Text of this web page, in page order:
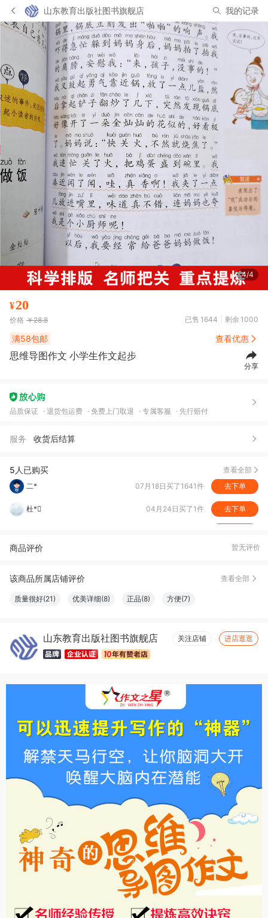
山东教育出版社图书旗舰店 我的记录
4/4
¥20
价格 ￥28.8 已售 1644 剩余 1000
满58包邮 查看优惠
思维导图作文 小学生作文起步
分享
品质保证 退货包运费 免费上门取退 专属客服 先行赔付
服务 收货后结算
5人已购买 查看全部
二*
杜* 去下单
杜* 04月24日买了1件 去下单
杜* 04月20日买了1件 去下单
商品评价 暂无评价
该商品所属店铺评价 查看全部
质量很好(21) 优美详细(8) 正品(8) 方便(7)
山东教育出版社图书旗舰店 关注店铺 进店逛逛